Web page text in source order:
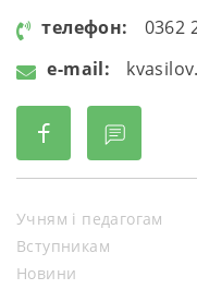
телефон:
0362
e-mail:
Учням і педагогам
Вступникам
Новини